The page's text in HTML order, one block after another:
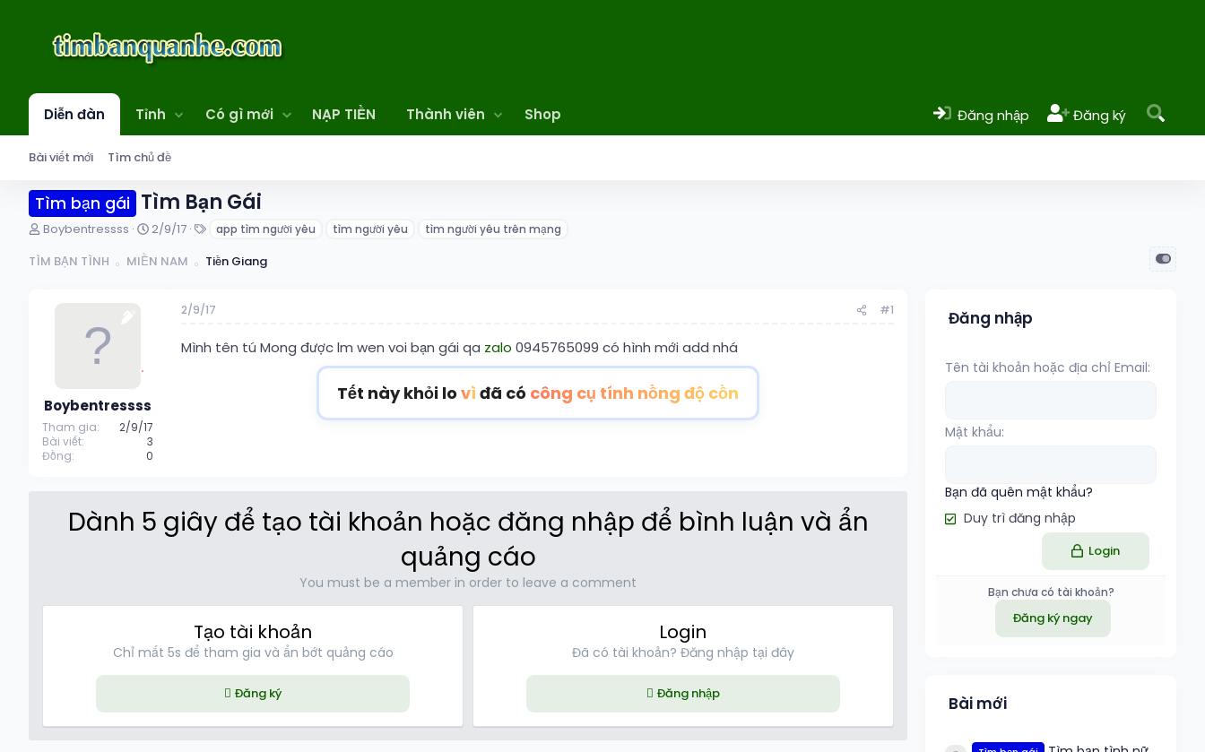
Diễn đàn Tỉnh Có gì mới NẠP TIỀN Thành viên Shop Đăng nhập Đăng ký
Bài viết mới Tìm chủ đề
Tìm bạn gái Tìm Bạn Gái
T
r
e
r
Boybentressss
N
à
2/9/17
k
a
app tìm người yêu tìm người yêu tìm người yêu trên mạng
TÌM BẠN TÌNH MIỀN NAM Tiền Giang
Boybentressss
Tham gia
2/9/17
Bài viết
3
Đồng
0
2/9/17 #1
Mình tên tú Mong được lm wen voi bạn gái qa zalo 0945765099 có hình mới add nhá
Tết này khỏi lo vì đã có công cụ tính nồng độ cồn
Dành 5 giây để tạo tài khoản hoặc đăng nhập để bình luận và ẩn
quảng cáo
You must be a member in order to leave a comment
Tạo tài khoản
Chỉ mất 5s để tham gia và ẩn bớt quảng cáo
Đăng ký
Login
Đã có tài khoản? Đăng nhập tại đây
Đăng nhập
Đăng nhập
Tên tài khoản hoặc địa chỉ Email
Mật khẩu
Bạn đã quên mật khẩu?
Duy trì đăng nhập
Login
Bạn chưa có tài khoản?
Đăng ký ngay
Bài mới